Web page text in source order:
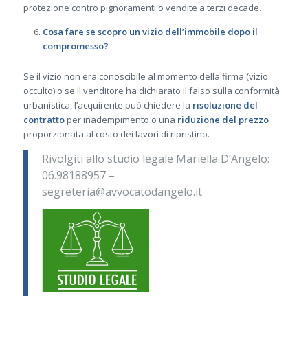
protezione contro pignoramenti o vendite a terzi decade.
Cosa fare se scopro un vizio dell’immobile dopo il
compromesso?
Se il vizio non era conoscibile al momento della firma (vizio
occulto) o se il venditore ha dichiarato il falso sulla conformità
urbanistica, l’acquirente può chiedere la risoluzione del
contrattoper inadempimento o una riduzione del prezzo
proporzionata al costo dei lavori di ripristino.
Rivolgiti allo studio legale Mariella D’Angelo:
06.98188957 –
segreteria@avvocatodangelo.it